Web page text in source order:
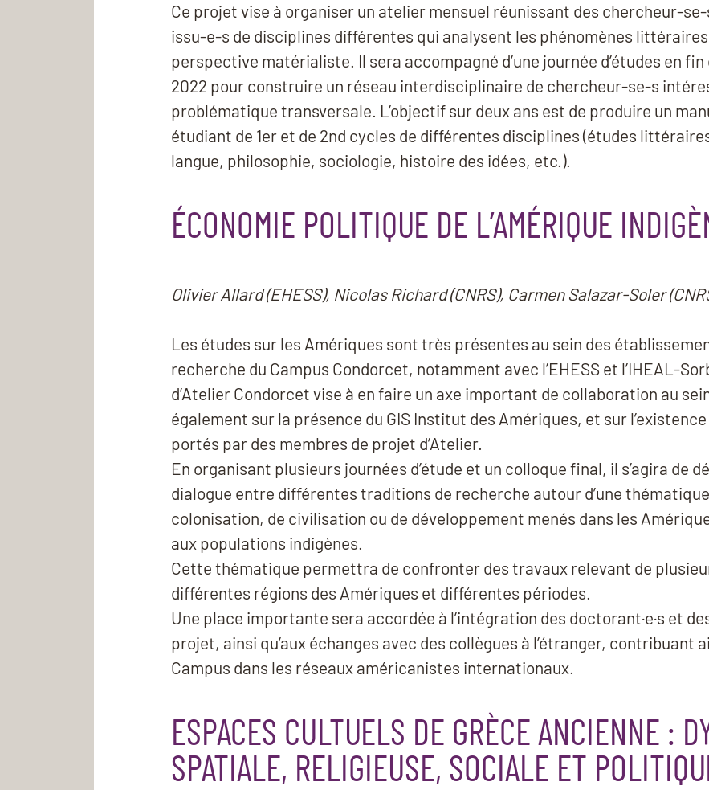
Ce projet vise à organiser un atelier mensuel réunissant des chercheur-
issu-e-s de disciplines différentes qui analysent les phénomènes
perspective matérialiste. Il sera accompagné d’une journée d’études en fin
2022 pour construire un réseau interdisciplinaire de chercheur-se-s
problématique transversale. L’objectif sur deux ans est de produire un
étudiant de 1er et de 2nd cycles de différentes disciplines (études
langue, philosophie, sociologie, histoire des idées, etc.).
ÉCONOMIE POLITIQUE DE L’AMÉRIQUE
Olivier Allard (EHESS), Nicolas Richard (CNRS), Carmen Salazar-Soler
Les études sur les Amériques sont très présentes au sein des
recherche du Campus Condorcet, notamment avec l’EHESS et l’IHEAL-
d’Atelier Condorcet vise à en faire un axe important de collaboration au
également sur la présence du GIS Institut des Amériques, et sur
portés par des membres de projet d’Atelier.
En organisant plusieurs journées d’étude et un colloque final, il s’agira de
dialogue entre différentes traditions de recherche autour d’une
colonisation, de civilisation ou de développement menés dans les
aux populations indigènes.
Cette thématique permettra de confronter des travaux relevant de
différentes régions des Amériques et différentes périodes.
Une place importante sera accordée à l’intégration des doctorant·e·s et
projet, ainsi qu’aux échanges avec des collègues à l’étranger, contribuant
Campus dans les réseaux américanistes internationaux.
ESPACES CULTUELS DE GRÈCE ANCIENNE :
SPATIALE, RELIGIEUSE, SOCIALE ET